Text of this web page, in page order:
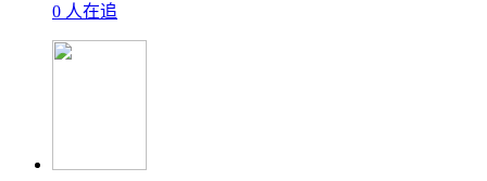
0 人在追